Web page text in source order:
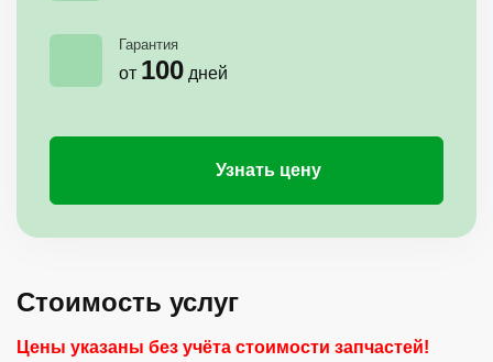
Гарантия
от 100 дней
Узнать цену
Стоимость услуг
Цены указаны без учёта стоимости запчастей!